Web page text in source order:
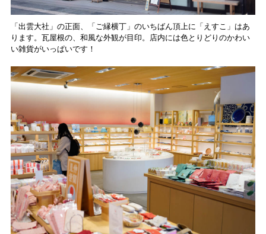
「出雲大社」の正面、「ご縁横丁」のいちばん頂上に「えすこ」はあ
ります。瓦屋根の、和風な外観が目印。店内には色とりどりのかわい
い雑貨がいっぱいです！